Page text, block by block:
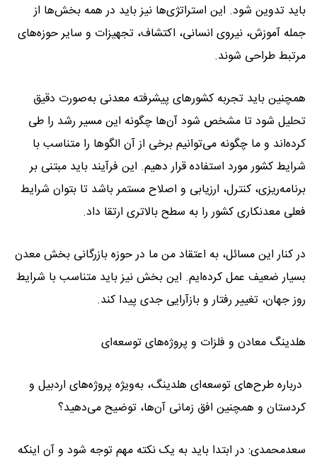
باید تدوین شود. این استراتژی‌ها نیز باید در همه بخش‌ها از
جمله آموزش، نیروی انسانی، اکتشاف، تجهیزات و سایر حوزه‌های
مرتبط طراحی شوند.
همچنین باید تجربه کشورهای پیشرفته معدنی به‌صورت دقیق
تحلیل شود تا مشخص شود آن‌ها چگونه این مسیر رشد را طی
کرده‌اند و ما چگونه می‌توانیم برخی از آن الگوها را متناسب با
شرایط کشور مورد استفاده قرار دهیم. این فرآیند باید مبتنی بر
برنامه‌ریزی، کنترل، ارزیابی و اصلاح مستمر باشد تا بتوان شرایط
فعلی معدنکاری کشور را به سطح بالاتری ارتقا داد.
در کنار این مسائل، به اعتقاد من ما در حوزه بازرگانی بخش معدن
بسیار ضعیف عمل کرده‌ایم. این بخش نیز باید متناسب با شرایط
روز جهان، تغییر رفتار و بازآرایی جدی پیدا کند.
هلدینگ معادن و فلزات و پروژه‌های توسعه‌ای
درباره طرح‌های توسعه‌ای هلدینگ، به‌ویژه پروژه‌های اردبیل و
کردستان و همچنین افق زمانی آن‌ها، توضیح می‌دهید؟
سعدمحمدی: در ابتدا باید به یک نکته مهم توجه شود و آن اینکه